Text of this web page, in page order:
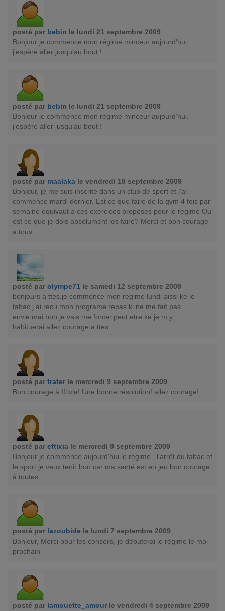
posté par bebin le lundi 21 septembre 2009
Bonjour je commence mon régime minceur aujourd'hui.
j'espère aller jusqu'au bout !
posté par bebin le lundi 21 septembre 2009
Bonjour je commence mon régime minceur aujourd'hui.
j'espère aller jusqu'au bout !
posté par maalaka le vendredi 18 septembre 2009
Bonjour, je me suis inscrite dans un club de sport et j'ai
commence mardi dernier. Est ce que faire de la gym 4 fois par
semaine equivaut a ces exercices proposes pour le regime Ou
est ce que je dois absolument les faire? Merci et bon courage
a tous
posté par olympe71 le samedi 12 septembre 2009
bonjours a ttes.je commence mon regime lundi aissi ke le
tabac.j ai recu mon programe repas ki ne me fait pas
envie.mai bon je vais me forcer.peut etre ke je m y
habituerai.allez courage a ttes
posté par trater le mercredi 9 septembre 2009
Bon courage à Iftixia! Une bonne résolution! allez courage!
posté par eftixia le mercredi 9 septembre 2009
Bonjour je commence aujourd'hui le régime , l'arrêt du tabac et
le sport je veux tenir bon car ma santé est en jeu bon courage
à toutes
posté par lazoubide le lundi 7 septembre 2009
Bonjour, Merci pour les conseils, je débuterai le régime le moi
prochain
posté par lamouette_amour le vendredi 4 septembre 2009